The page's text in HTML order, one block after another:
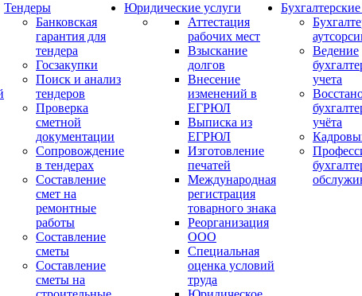
Тендеры
Банковская
гарантия для
тендера
Госзакупки
Поиск и анализ
тендеров
Проверка
сметной
документации
Сопровождение
в тендерах
Составление
смет на
ремонтные
работы
Составление
сметы
Составление
сметы на
Юридические услуги
Аттестация
рабочих мест
Взыскание
долгов
Внесение
изменений в
ЕГРЮЛ
Выписка из
ЕГРЮЛ
Изготовление
печатей
Международная
регистрация
товарного знака
Реорганизация
ООО
Специальная
оценка условий
труда
Ведение
учета
учёта